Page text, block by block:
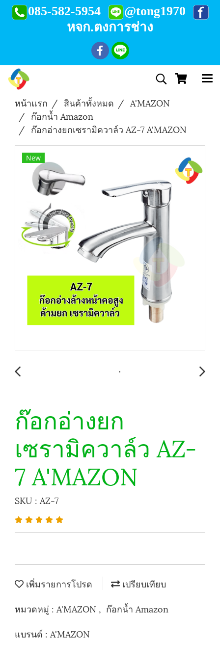
085-582-5954
@tong1970
หจก.ตงการช่าง
หน้าแรก สินค้าทั้งหมด
A'MAZON
ก๊อกน้ำ Amazon
ก๊อกอ่างยกเซรามิควาล์ว AZ-7 A'MAZON
New
ก๊อกอ่างยก
เซรามิควาล์ว AZ-
7 A'MAZON
SKU : AZ-7
เพิ่มรายการโปรด
เปรียบเทียบ
หมวดหมู่ : A'MAZON , ก๊อกน้ำ Amazon
แบรนด์ : A'MAZON